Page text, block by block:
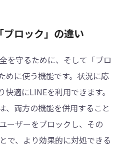
ロック」の違い
を守るために、そして「ブロ
めに使う機能です。状況に応
適にLINEを利用できます。
、両方の機能を併用すること
ーザーをブロックし、その
で、より効果的に対処できる